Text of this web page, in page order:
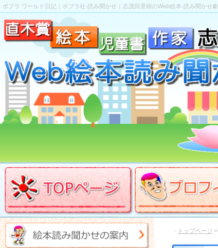
ポプラ ワールド日記｜ポプラ社-読み聞かせ｜志茂田景樹のWeb絵本-読み聞かせ
・ トップページ